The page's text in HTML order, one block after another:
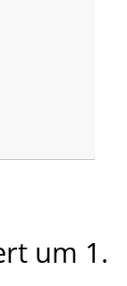
um 1.